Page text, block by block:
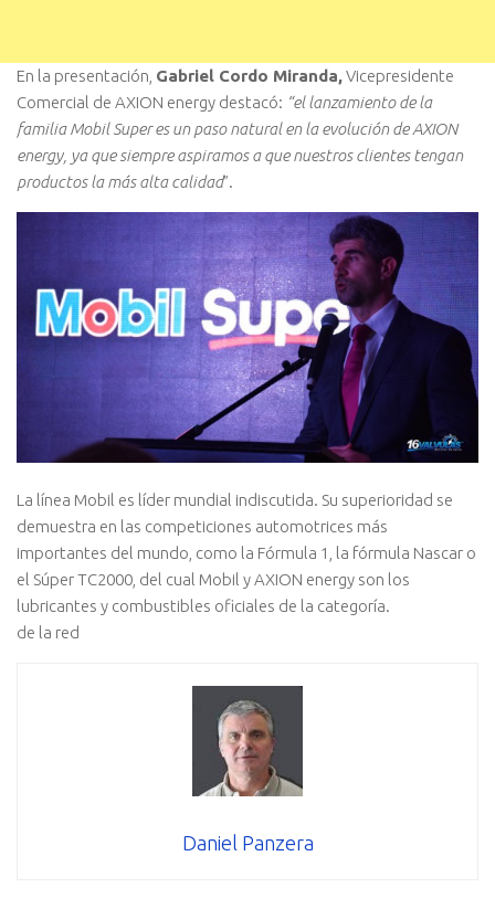
En la presentación, Gabriel Cordo Miranda,Vicepresidente
Comercial de AXION energy destacó: “el lanzamiento de la
familia Mobil Super es un paso natural en la evolución de AXION
energy, ya que siempre aspiramos a que nuestros clientes tengan
productos la más alta calidad”.
La línea Mobil es líder mundial indiscutida. Su superioridad se
demuestra en las competiciones automotrices más
importantes del mundo, como la Fórmula 1, la fórmula Nascar o
el Súper TC2000, del cual Mobil y AXION energy son los
lubricantes y combustibles oficiales de la categoría.
de la red
Daniel Panzera